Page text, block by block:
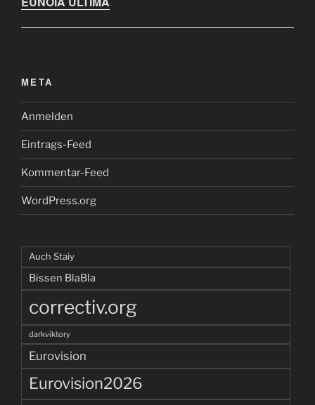
META
Anmelden
Eintrags-Feed
Kommentar-Feed
WordPress.org
Auch Staiy
Bissen BlaBla
correctiv.org
darkviktory
Eurovision
Eurovision2026